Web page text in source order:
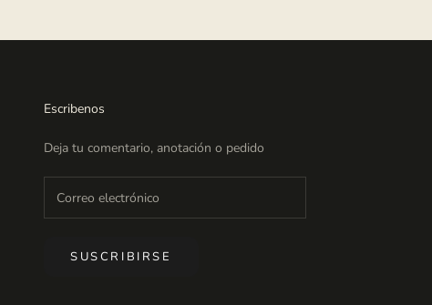
Escribenos
Deja tu comentario, anotación o pedido
SUSCRIBIRSE